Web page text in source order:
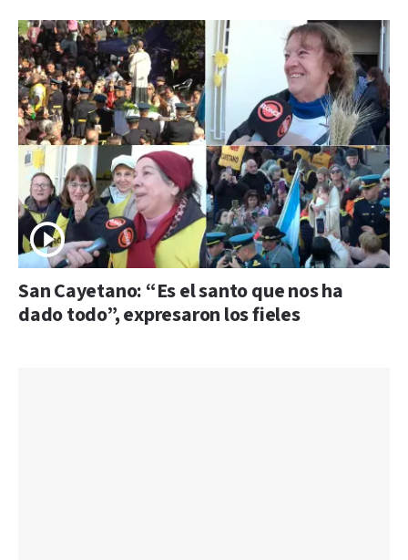
San Cayetano: “Es el santo que nos ha
dado todo”, expresaron los fieles